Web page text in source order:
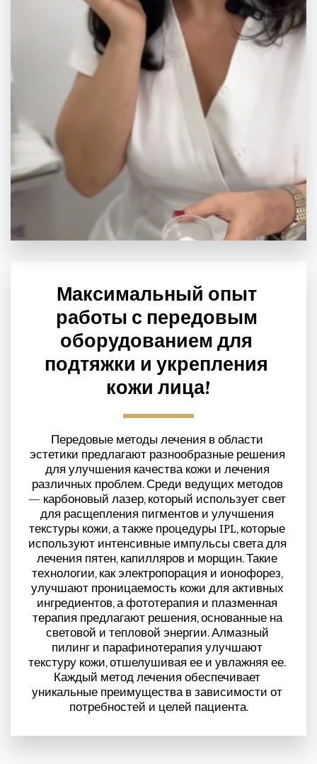
Максимальный опыт
работы с передовым
оборудованием для
подтяжки и укрепления
кожи лица!
Передовые методы лечения в области
эстетики предлагают разнообразные решения
для улучшения качества кожи и лечения
различных проблем. Среди ведущих методов
— карбоновый лазер, который использует свет
для расщепления пигментов и улучшения
текстуры кожи, а также процедуры IPL, которые
используют интенсивные импульсы света для
лечения пятен, капилляров и морщин. Такие
технологии, как электропорация и ионофорез,
улучшают проницаемость кожи для активных
ингредиентов, а фототерапия и плазменная
терапия предлагают решения, основанные на
световой и тепловой энергии. Алмазный
пилинг и парафинотерапия улучшают
текстуру кожи, отшелушивая ее и увлажняя ее.
Каждый метод лечения обеспечивает
уникальные преимущества в зависимости от
потребностей и целей пациента.